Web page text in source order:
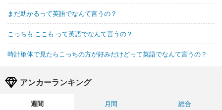
まだ助かるって英語でなんて言うの？
こっちも ここも って英語でなんて言うの？
時計単体で見たらこっちの方が好みだけどって英語でなんて言うの？
アンカーランキング
週間 月間
総合